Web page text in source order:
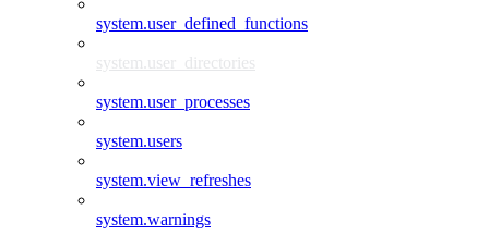
system.user_defined_functions
system.user_directories
system.user_processes
system.users
system.view_refreshes
system.warnings